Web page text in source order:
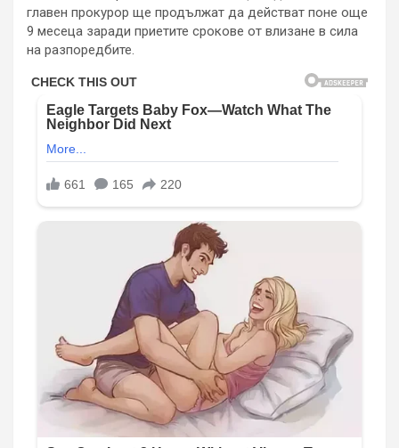
главен прокурор ще продължат да действат поне още
9 месеца заради приетите срокове от влизане в сила
на разпоредбите.